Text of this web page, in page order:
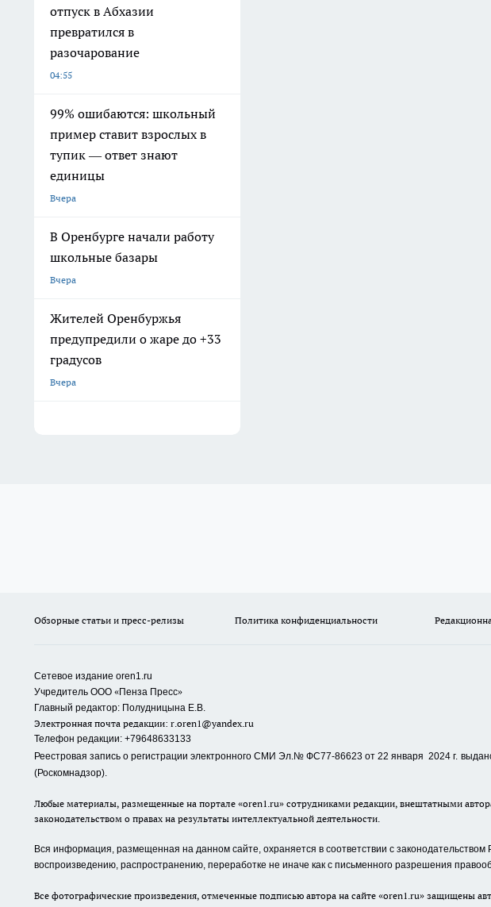
отпуск в Абхазии
превратился в
разочарование
04:55
99% ошибаются: школьный
пример ставит взрослых в
тупик — ответ знают
единицы
Вчера
В Оренбурге начали работу
школьные базары
Вчера
Жителей Оренбуржья
предупредили о жаре до +33
градусов
Вчера
Обзорные статьи и пресс-релизы Политика конфиденциальности
Сетевое издание oren1.ru
Учредитель ООО «Пенза Пресс»
Главный редактор: Полудницына Е.В.
Электронная почта редакции: r.oren1@yandex.ru
Телефон редакции: +79648633133
Реестровая запись о регистрации электронного СМИ Эл.№ ФС77-86623 от 22 января 2024 г.
(Роскомнадзор).
Любые материалы, размещенные на портале «oren1.ru» сотрудниками редакции, внештатными
законодательством о правах на результаты интеллектуальной деятельности.
Вся информация, размещенная на данном сайте, охраняется в соответствии с
воспроизведению, распространению, переработке не иначе как с письменного разрешения
Все фотографические произведения, отмеченные подписью автора на сайте «oren1.ru» защищены